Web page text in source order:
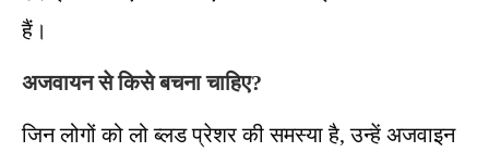
हैं।
अजवायन से किसे बचना चाहिए?
जिन लोगों को लो ब्लड प्रेशर की समस्या है, उन्हें अजवाइन